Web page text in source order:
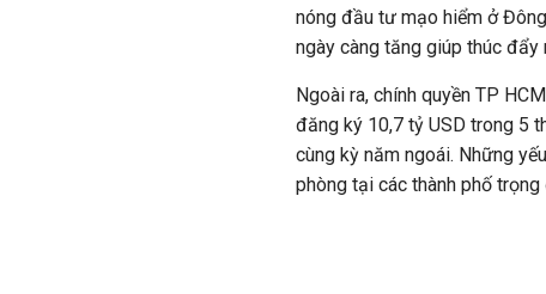
nóng đầu tư mạo hiểm ở
ngày càng tăng giúp thúc đẩy
Ngoài ra, chính quyền TP
đăng ký 10,7 tỷ USD trong 5
cùng kỳ năm ngoái. Những
phòng tại các thành phố